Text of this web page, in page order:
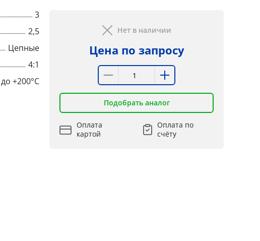
3
2,5
Цепные
4:1
+200°C
Нет в наличии
Цена по запросу
Подобрать аналог
Оплата
картой
Оплата по
счёту